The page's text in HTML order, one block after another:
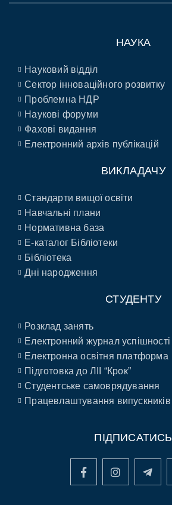
НАУКА
Науковий відділ
Сектор інноваційного розвитку
Проблемна НДР
Наукові форуми
Фахові видання
Електронний архів публікацій
ВИКЛАДАЧУ
Стандарти вищої освіти
Навчальні плани
Нормативна база
E-каталог Бібліотеки
Бібліотека
Дні народження
СТУДЕНТУ
Розклад занять
Електронний журнал успішності
Електронна освітня платформа
Підготовка до ЛІІ “Крок”
Студентське самоврядування
Працевлаштування випускників
ПІДПИСАТИСЬ